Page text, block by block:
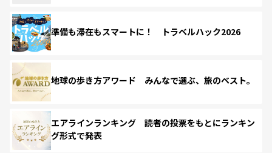
準備も滞在もスマートに！ トラベルハック2026
地球の歩き方アワード みんなで選ぶ、旅のベスト。
エアラインランキング 読者の投票をもとにランキン
グ形式で発表